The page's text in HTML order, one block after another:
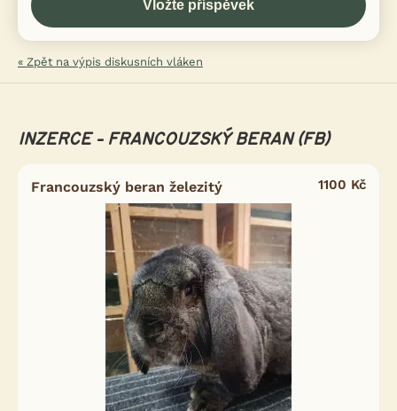
« Zpět na výpis diskusních vláken
INZERCE - FRANCOUZSKÝ BERAN (FB)
Francouzský beran železitý 1100 Kč